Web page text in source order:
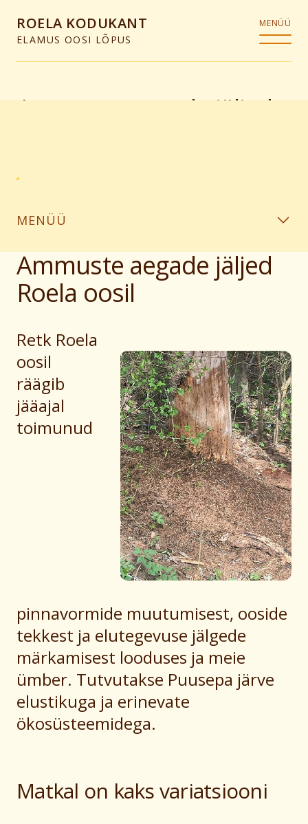
ROELA KODUKANT
ELAMUS OOSI LÕPUS
MENÜÜ
Ammuste aegade jäljed
Ammuste aegade jäljed
Roela oosil
Retk Roela
oosil
räägib
jääajal
toimunud
pinnavormide muutumisest, ooside
tekkest ja elutegevuse jälgede
märkamisest looduses ja meie
ümber. Tutvutakse Puusepa järve
elustikuga ja erinevate
ökosüsteemidega.
Matkal on kaks variatsiooni
MENÜÜ